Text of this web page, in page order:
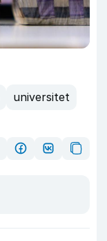
universitet